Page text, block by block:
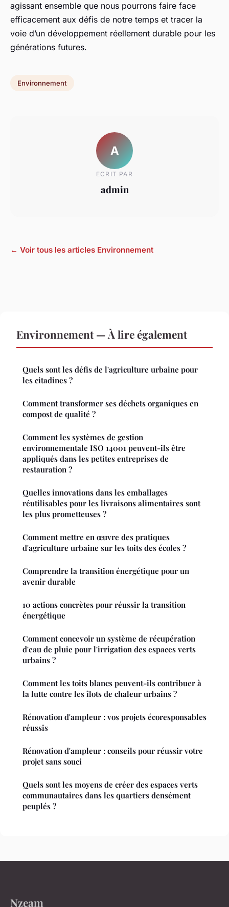
agissant ensemble que nous pourrons faire face
efficacement aux défis de notre temps et tracer la
voie d’un développement réellement durable pour les
générations futures.
Environnement
A
ECRIT PAR
admin
← Voir tous les articles Environnement
Environnement — À lire également
Quels sont les défis de l'agriculture urbaine pour
les citadines ?
Comment transformer ses déchets organiques en
compost de qualité ?
Comment les systèmes de gestion
environnementale ISO 14001 peuvent-ils être
appliqués dans les petites entreprises de
restauration ?
Quelles innovations dans les emballages
réutilisables pour les livraisons alimentaires sont
les plus prometteuses ?
Comment mettre en œuvre des pratiques
d'agriculture urbaine sur les toits des écoles ?
Comprendre la transition énergétique pour un
avenir durable
10 actions concrètes pour réussir la transition
énergétique
Comment concevoir un système de récupération
d'eau de pluie pour l'irrigation des espaces verts
urbains ?
Comment les toits blancs peuvent-ils contribuer à
la lutte contre les îlots de chaleur urbains ?
Rénovation d'ampleur : vos projets écoresponsables
réussis
Rénovation d'ampleur : conseils pour réussir votre
projet sans souci
Quels sont les moyens de créer des espaces verts
communautaires dans les quartiers densément
peuplés ?
Nzeam